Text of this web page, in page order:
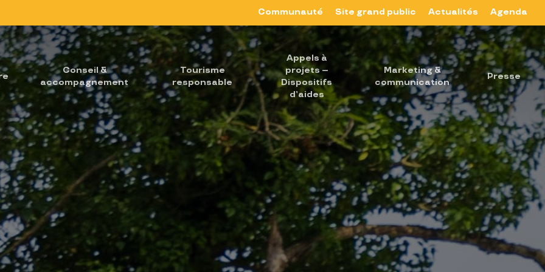
Communauté Site grand public Actualités Agenda
Conseil &
accompagnement
Tourisme
responsable
Appels à
projets –
Dispositifs
d’aides
Marketing &
communication
Presse